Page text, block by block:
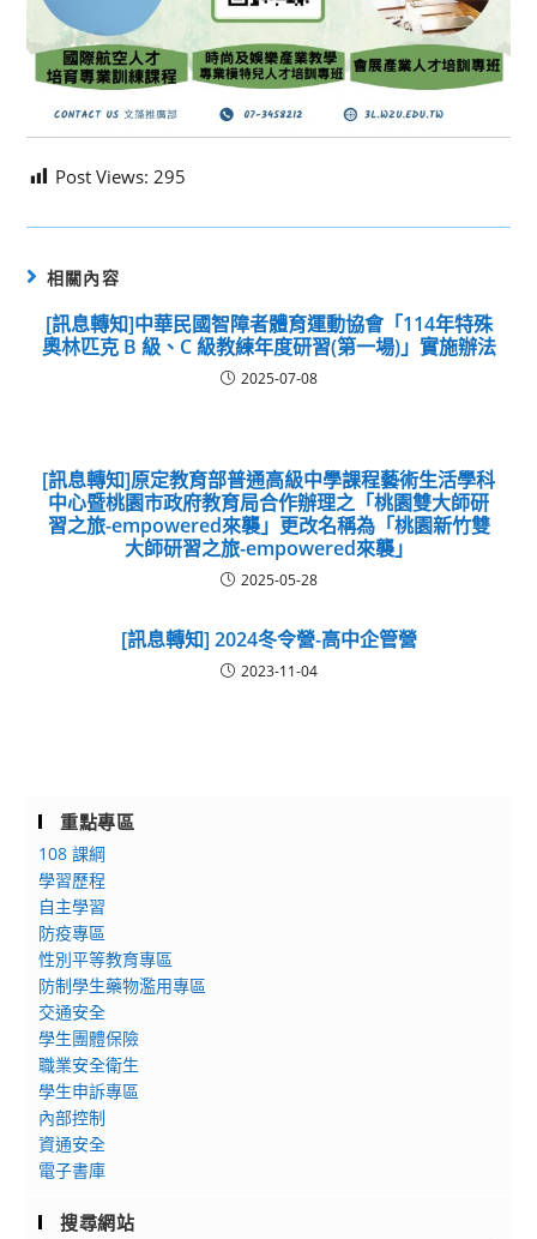
Post Views: 295
相關內容
[訊息轉知]中華民國智障者體育運動協會「114年特殊
奧林匹克 B 級、C 級教練年度研習(第一場)」實施辦法
2025-07-08
[訊息轉知]原定教育部普通高級中學課程藝術生活學科
中心暨桃園市政府教育局合作辦理之「桃園雙大師研
習之旅-empowered來襲」更改名稱為「桃園新竹雙
大師研習之旅-empowered來襲」
2025-05-28
[訊息轉知] 2024冬令營-高中企管營
2023-11-04
重點專區
108 課綱
學習歷程
自主學習
防疫專區
性別平等教育專區
防制學生藥物濫用專區
交通安全
學生團體保險
職業安全衛生
學生申訴專區
內部控制
資通安全
電子書庫
搜尋網站